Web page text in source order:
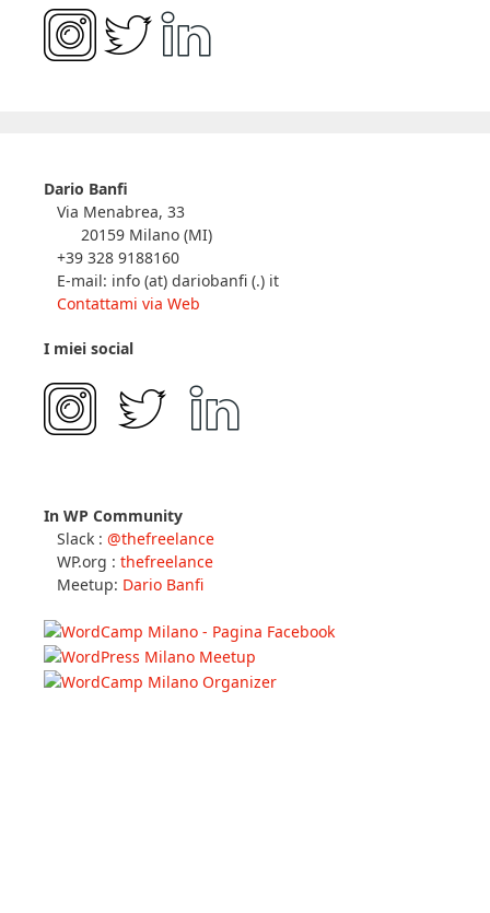
Dario Banfi
Via Menabrea, 33
20159 Milano (MI)
+39 328 9188160
E-mail: info (at) dariobanfi (.) it
Contattami via Web
I miei social
In WP Community
Slack : @thefreelance
WP.org : thefreelance
Meetup: Dario Banfi